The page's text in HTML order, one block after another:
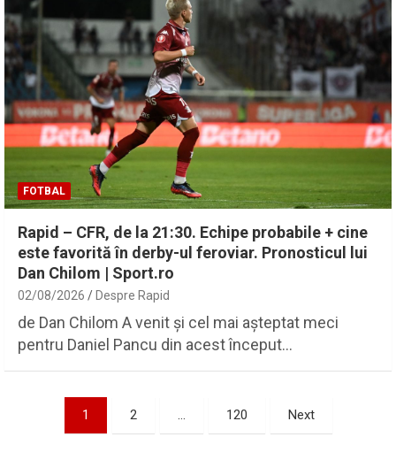
FOTBAL
Rapid – CFR, de la 21:30. Echipe probabile + cine
este favorită în derby-ul feroviar. Pronosticul lui
Dan Chilom | Sport.ro
02/08/2026 Despre Rapid
de Dan Chilom A venit și cel mai așteptat meci
pentru Daniel Pancu din acest început…
Paginație
articole
1 2 120 Next